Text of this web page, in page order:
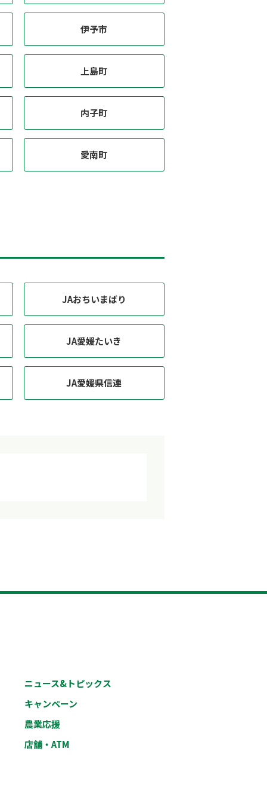
伊予市
上島町
内子町
愛南町
JAおちいまばり
JA愛媛たいき
JA愛媛県信連
ニュース&トピックス
キャンペーン
農業応援
店舗・ATM